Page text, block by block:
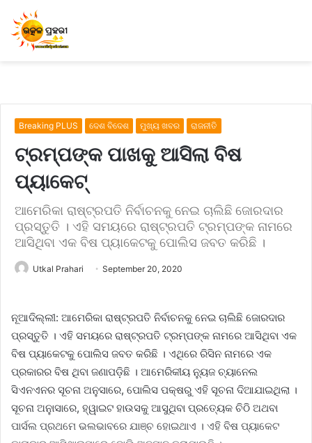
Breaking PLUS ଦେଶ ବିଦେଶ ମୁଖ୍ୟ ଖବର ରାଜନୀତି
ଟ୍ରମ୍ପଙ୍କ ପାଖକୁ ଆସିଲା ବିଷ
ପ୍ୟାକେଟ୍
ଆମେରିକା ରାଷ୍ଟ୍ରପତି ନିର୍ବାଚନକୁ ନେଇ ଚାଲିଛି ଜୋରଦାର
ପ୍ରସ୍ତୁତି । ଏହି ସମୟରେ ରାଷ୍ଟ୍ରପତି ଟ୍ରମ୍ପଙ୍କ ନାମରେ
ଆସିଥିବା ଏକ ବିଷ ପ୍ୟାକେଟକୁ ପୋଲିସ ଜବତ କରିଛି ।
Utkal Prahari September 20, 2020
ନୂଆଦିଲ୍ଲୀ: ଆମେରିକା ରାଷ୍ଟ୍ରପତି ନିର୍ବାଚନକୁ ନେଇ ଚାଲିଛି ଜୋରଦାର
ପ୍ରସ୍ତୁତି । ଏହି ସମୟରେ ରାଷ୍ଟ୍ରପତି ଟ୍ରମ୍ପଙ୍କ ନାମରେ ଆସିଥିବା ଏକ
ବିଷ ପ୍ୟାକେଟକୁ ପୋଲିସ ଜବତ କରିଛି । ଏଥିରେ ରିସିନ ନାମରେ ଏକ
ପ୍ରକାରର ବିଷ ଥିବା ଜଣାପଡ଼ିଛି । ଆମେରିକୀୟ ନ୍ୟୁଜ ଚ୍ୟାନେଲ
ସିଏନଏନର ସୂଚନା ଅନୁସାରେ, ପୋଲିସ ପକ୍ଷରୁ ଏହି ସୂଚନା ଦିଆଯାଇଥିଲା ।
ସୂଚନା ଅନୁାସାରେ, ହ୍ୱାଇଟ ହାଉସକୁ ଆସୁଥିବା ପ୍ରତ୍ୟେକ ଚିଠି ଅଥବା
ପାର୍ସଲ ପ୍ରଥମେ ଭଲଭାବରେ ଯାଞ୍ଚ ହୋଇଥାଏ । ଏହି ବିଷ ପ୍ୟାକେଟ